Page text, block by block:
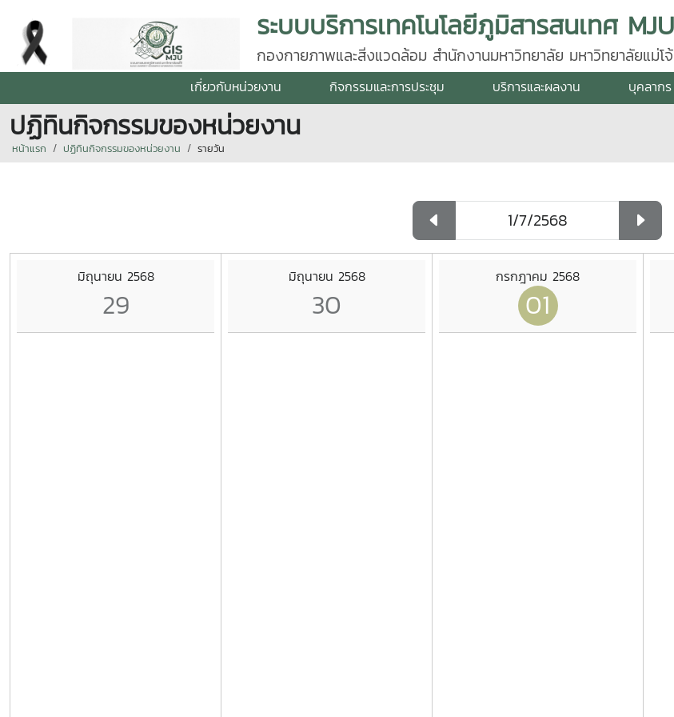
กองกายภาพและสิ่งแวดล้อม สำนักงานมหาวิทยาลัย มหาวิทยาลัยแม่โจ้
เกี่ยวกับหน่วยงาน กิจกรรมและการประชุม บริการและผลงาน บุคลากร
ปฏิทินกิจกรรมของหน่วยงาน
หน้าแรก ปฏิทินกิจกรรมของหน่วยงาน รายวัน
มิถุนายน 2568
29
มิถุนายน 2568
30
กรกฎาคม 2568
01